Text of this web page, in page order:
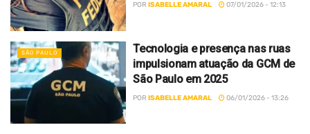
POR ISABELLE AMARAL 07/01/2026 - 12:13
SÃO PAULO
Tecnologia e presença nas ruas
impulsionam atuação da GCM de
São Paulo em 2025
POR ISABELLE AMARAL 06/01/2026 - 13:26